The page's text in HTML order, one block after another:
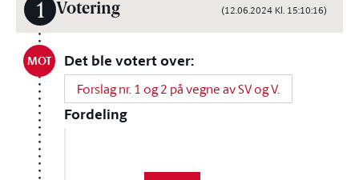
1 Votering (12.06.2024 Kl. 15:10:16)
MOT Det ble votert over:
Forslag nr. 1 og 2 på vegne av SV og V.
Fordeling